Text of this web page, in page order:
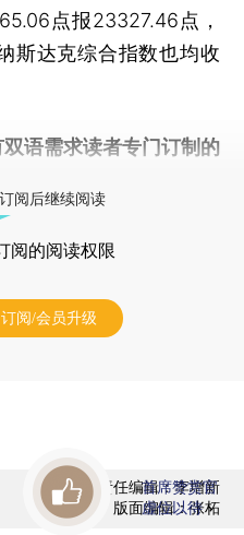
点报23327.46点，
斯达克综合指数也均收
语需求读者专门订制的
阅后继续阅读
阅的阅读权限
订阅/会员升级
责任编辑：李增新
版面编辑：张柘
首席赞赏官
虚位以待